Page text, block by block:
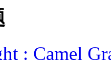
: Camel